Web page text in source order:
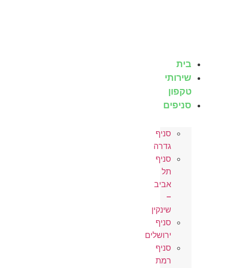
בית
שירותי
טקפון
סניפים
סניף
גדרה
סניף
תל
אביב
–
שינקין
סניף
ירושלים
סניף
רמת